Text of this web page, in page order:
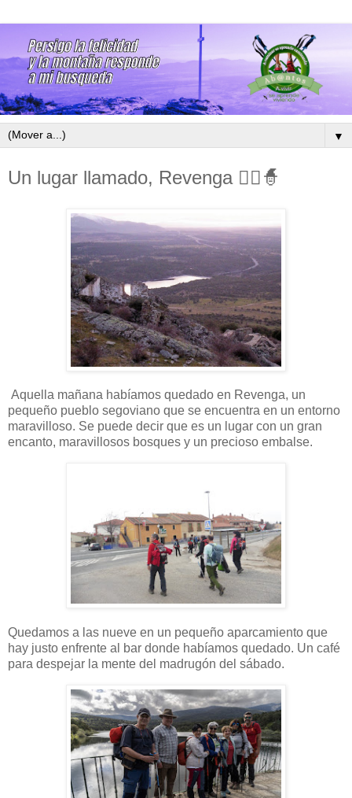
▼
Un lugar llamado, Revenga 🧙‍♂️🧙
Aquella mañana habíamos quedado en Revenga, un
pequeño pueblo segoviano que se encuentra en un entorno
maravilloso. Se puede decir que es un lugar con un gran
encanto, maravillosos bosques y un precioso embalse.
Quedamos a las nueve en un pequeño aparcamiento que
hay justo enfrente al bar donde habíamos quedado. Un café
para despejar la mente del madrugón del sábado.